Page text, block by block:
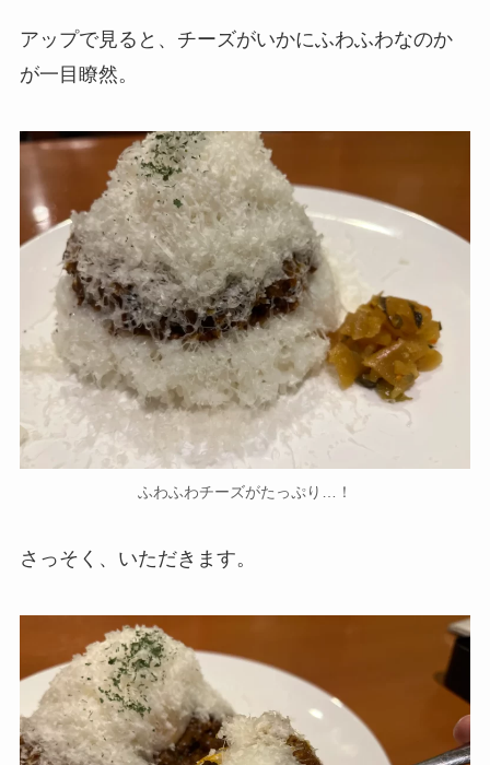
アップで見ると、チーズがいかにふわふわなのか
が一目瞭然。
ふわふわチーズがたっぷり…！
さっそく、いただきます。